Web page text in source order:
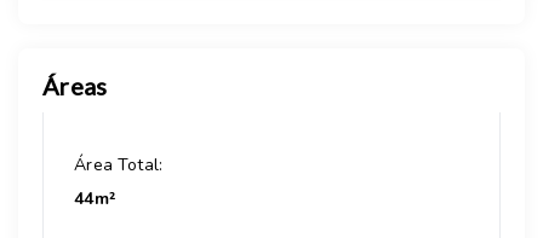
Áreas
Área Total:
44m²